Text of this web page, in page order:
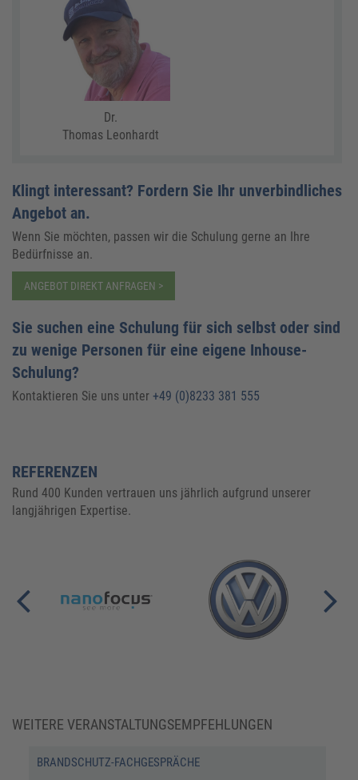
Dr.
Thomas Leonhardt
Klingt interessant? Fordern Sie Ihr unverbindliches
Angebot an.
Wenn Sie möchten, passen wir die Schulung gerne an Ihre
Bedürfnisse an.
ANGEBOT DIREKT ANFRAGEN >
Sie suchen eine Schulung für sich selbst oder sind
zu wenige Personen für eine eigene Inhouse-
Schulung?
Kontaktieren Sie uns unter +49 (0)8233 381 555
REFERENZEN
Rund 400 Kunden vertrauen uns jährlich aufgrund unserer
langjährigen Expertise.
WEITERE VERANSTALTUNGSEMPFEHLUNGEN
BRANDSCHUTZ-FACHGESPRÄCHE